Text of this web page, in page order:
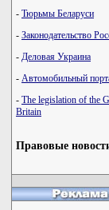
- Тюрьмы Беларуси
- Законодательство
- Деловая Украина
- Автомобильный
- The legislation of the
Britain
Правовые